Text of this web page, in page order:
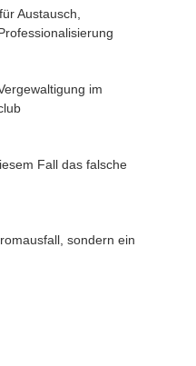
Austausch,
im
Fall das falsche
sondern ein